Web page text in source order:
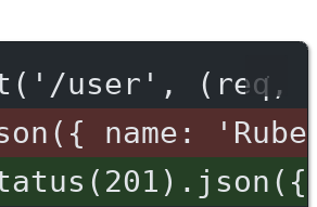
user', (req,
name: